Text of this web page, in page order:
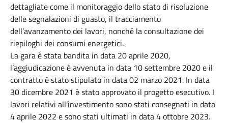
dettagliate come il monitoraggio dello stato di risoluzione
delle segnalazioni di guasto, il tracciamento
dell’avanzamento dei lavori, nonché la consultazione dei
riepiloghi dei consumi energetici.
La gara è stata bandita in data 20 aprile 2020,
l’aggiudicazione è avvenuta in data 10 settembre 2020 e il
contratto è stato stipulato in data 02 marzo 2021. In data
30 dicembre 2021 è stato approvato il progetto esecutivo. I
lavori relativi all’investimento sono stati consegnati in data
4 aprile 2022 e sono stati ultimati in data 4 ottobre 2023.